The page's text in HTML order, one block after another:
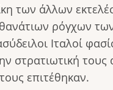
των άλλων
ρόγχων
Ιταλοί
στρατιωτική
επιτέθηκαν.